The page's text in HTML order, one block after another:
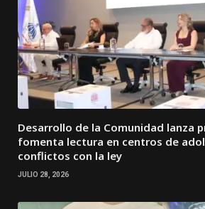
Desarrollo de la Comunidad lanza
fomenta lectura en centros de
conflictos con la ley
JULIO 28, 2026